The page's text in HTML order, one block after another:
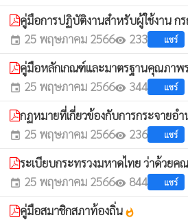
คู่มือการปฏิบัติงานสำหรับผู้ใช้งาน
event 25 พฤษภาคม 2566visibility 233 แชร์
คู่มือหลักเกณฑ์และมาตรฐานคุณภา
event 25 พฤษภาคม 2566visibility 344 แชร์
กฏหมายที่เกี่ยวข้องกับการกระจายอ
event 25 พฤษภาคม 2566visibility 236 แชร์
ระเบียบกระทรวงมหาดไทย ว่าด้วย
event 25 พฤษภาคม 2566visibility 844 แชร์
คู่มือสมาชิกสภาท้องถิ่น whatshot